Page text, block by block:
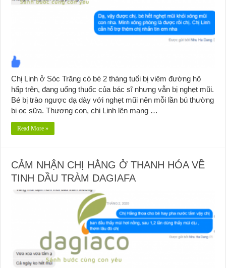
Chị Linh ở Sóc Trăng có bé 2 tháng tuổi bị viêm đường hô
hấp trên, đang uống thuốc của bác sĩ nhưng vẫn bị nghẹt mũi.
Bé bị trào ngược dạ dày với nghẹt mũi nên mỗi lần bú thường
bị ọc sữa. Thương con, chị Linh lên mạng …
Read More »
CẢM NHẬN CHỊ HẰNG Ở THANH HÓA VỀ
TINH DẦU TRÀM DAGIAFA